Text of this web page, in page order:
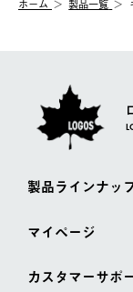
佐川急便にて配送さ
一度お手元の商品
ホーム 製品一覧
製品ラインナッ
マイページ
カスタマーサポ